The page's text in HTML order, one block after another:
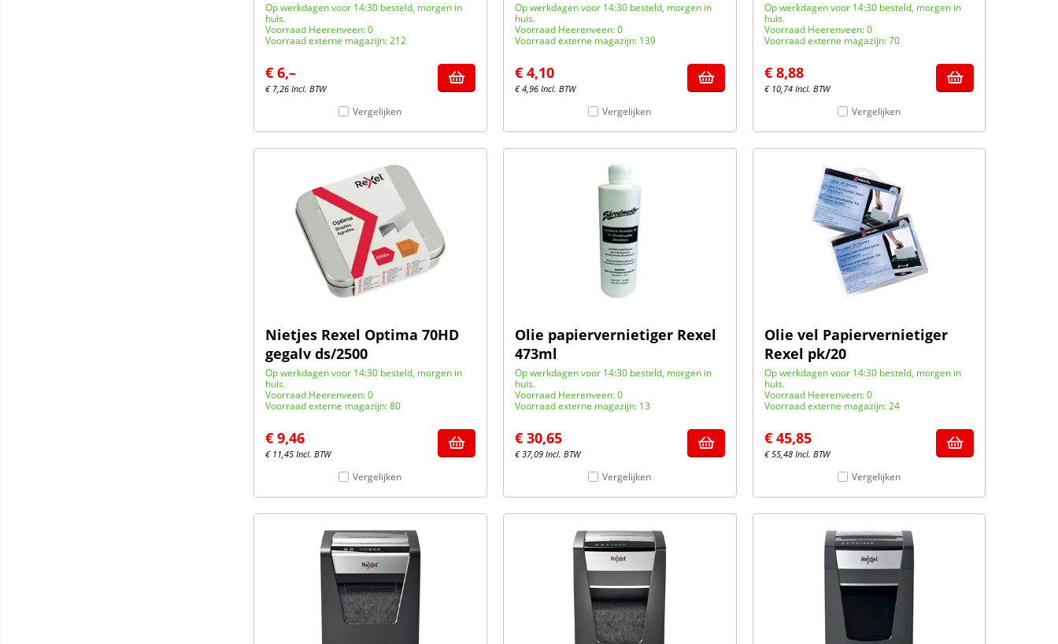
Op werkdagen voor 14:30 besteld, morgen in
huis.
Voorraad Heerenveen: 0
Voorraad externe magazijn: 212
€ 6,–
€ 7,26 Incl. BTW
Vergelijken
Op werkdagen voor 14:30 besteld, morgen in
huis.
Voorraad Heerenveen: 0
Voorraad externe magazijn: 139
€ 4,10
€4,96 Incl. BTW
Vergelijken
Op werkdagen voor 14:30 besteld, morgen in
huis.
Voorraad Heerenveen: 0
Voorraad externe magazijn: 70
€ 8,88
€ 10,74 Incl. BTW
Vergelijken
Nietjes Rexel Optima 70HD
gegalv ds/2500
Op werkdagen voor 14:30 besteld, morgen in
huis.
Voorraad Heerenveen: 0
Voorraad externe magazijn: 80
€ 9,46
€ 11,45 Incl. BTW
Vergelijken
Olie papiervernietiger Rexel
473ml
Op werkdagen voor 14:30 besteld, morgen in
huis.
Voorraad Heerenveen: 0
Voorraad externe magazijn: 13
€ 30,65
€37,09 Incl. BTW
Vergelijken
Olie vel Papiervernietiger
Rexel pk/20
Op werkdagen voor 14:30 besteld, morgen in
huis.
Voorraad Heerenveen: 0
Voorraad externe magazijn: 24
€ 45,85
€55,48 Incl. BTW
Vergelijken